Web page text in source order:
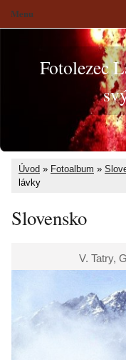
Fotolezec
Úvod » Fotoalbum »
lávky
Slovensko
V. Tatry,
Menu